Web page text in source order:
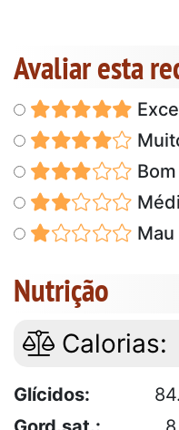
Avaliar esta
Bom
Mau
Nutrição
Calorias:
Glícidos: